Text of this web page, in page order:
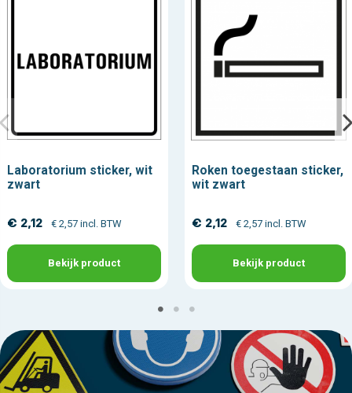
Laboratorium sticker, wit
zwart
€ 2,12 € 2,57 incl. BTW
Bekijk product
Roken toegestaan sticker,
wit zwart
€ 2,12 € 2,57 incl. BTW
Bekijk product